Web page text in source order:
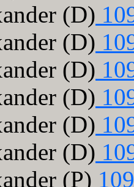
(D)
(D)
(D)
(D)
(D)
(D)
(P)